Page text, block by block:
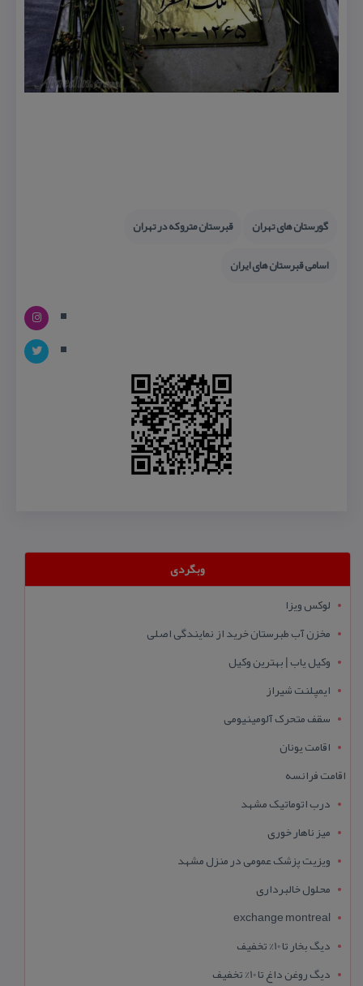
گورستان های تهران
قبرستان متروكه در تهران
اسامی قبرستان های ایران
وبگردی
لوکس ویزا
مخزن آب طبرستان خرید از نمایندگی اصلی
وکیل یاب | بهترین وکیل
ایمپلنت شیراز
سقف متحرک آلومینیومی
اقامت یونان
اقامت فرانسه
درب اتوماتیک مشهد
میز ناهار خوری
ویزیت پزشک عمومی در منزل مشهد
محلول خالبرداری
exchange montreal
دیگ بخار تا 10% تخفیف
دیگ روغن داغ تا 10% تخفیف